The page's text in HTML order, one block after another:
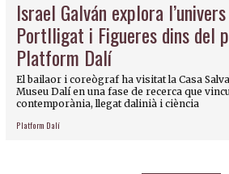
Israel Galván explora
Portlligat i Figueres dins del
Platform Dalí
El bailaor i coreògraf ha visitat la Casa
Museu Dalí en una fase de recerca que
contemporània, llegat dalinià i ciència
Platform Dalí